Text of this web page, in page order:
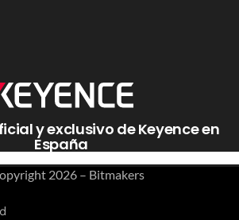
y exclusivo de Keyence en
España
2026 – Bitmakers